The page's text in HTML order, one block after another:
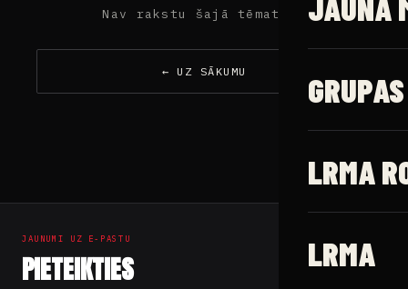
GRUPAS
LRMA
LRMA
Nav rakstu šajā tēmaturī
← UZ SĀKUMU
JAUNUMI UZ E-PASTU
PIETEIKTIES